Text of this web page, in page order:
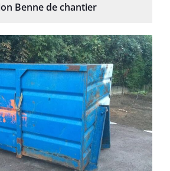
Benne de chantier